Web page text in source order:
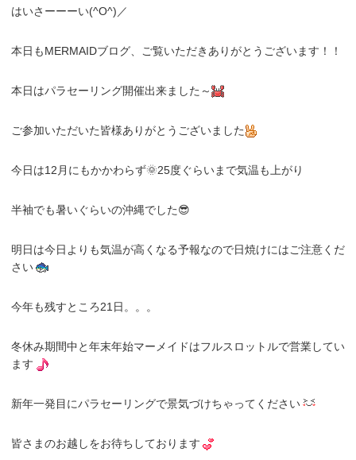
はいさーーーい(^O^)／
本日もMERMAIDブログ、ご覧いただきありがとうございます！！
本日はパラセーリング開催出来ました～
ご参加いただいた皆様ありがとうございました
今日は12月にもかかわらず🌞25度ぐらいまで気温も上がり
半袖でも暑いぐらいの沖縄でした😎
明日は今日よりも気温が高くなる予報なので日焼けにはご注意くだ
さい
今年も残すところ21日。。。
冬休み期間中と年末年始マーメイドはフルスロットルで営業してい
ます
新年一発目にパラセーリングで景気づけちゃってください
皆さまのお越しをお待ちしております